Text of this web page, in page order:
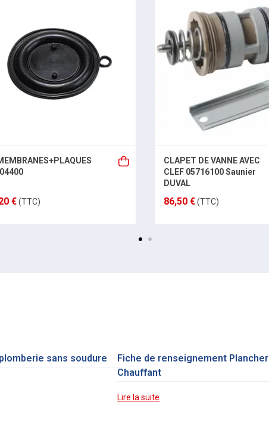
€(TTC)
CLAPET DE VANNE AVEC
CLEF 05716100 Saunier
DUVAL
86,50 €(TTC)
sans soudure
Fiche de renseignement Plancher
Chauffant
Lire la suite